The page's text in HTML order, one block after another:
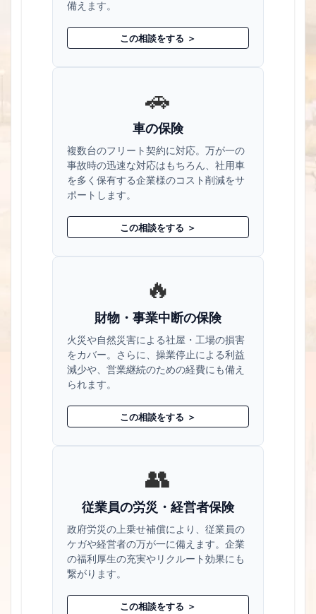
備えます。
この相談をする ＞
🚗
車の保険
複数台のフリート契約に対応。万が一の
事故時の迅速な対応はもちろん、社用車
を多く保有する企業様のコスト削減をサ
ポートします。
この相談をする ＞
🔥
財物・事業中断の保険
火災や自然災害による社屋・工場の損害
をカバー。さらに、操業停止による利益
減少や、営業継続のための経費にも備え
られます。
この相談をする ＞
👥
従業員の労災・経営者保険
政府労災の上乗せ補償により、従業員の
ケガや経営者の万が一に備えます。企業
の福利厚生の充実やリクルート効果にも
繋がります。
この相談をする ＞